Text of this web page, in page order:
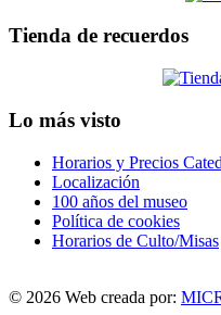
Tienda de recuerdos
Lo más visto
Horarios y Precios
Localización
100 años del museo
Política de cookies
Horarios de Culto/Misas
© 2026 Web creada por: